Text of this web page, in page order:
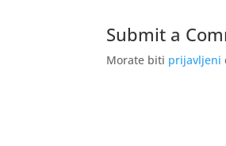
Submit a
Morate biti prijavljeni